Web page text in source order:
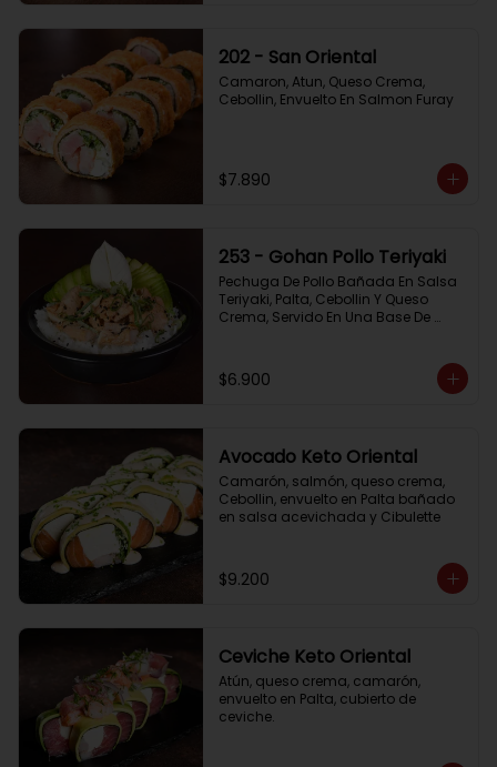
202 - San Oriental
Camaron, Atun, Queso Crema,
Cebollin, Envuelto En Salmon Furay
$7.890
253 - Gohan Pollo Teriyaki
Pechuga De Pollo Bañada En Salsa
Teriyaki, Palta, Cebollin Y Queso
Crema, Servido En Una Base De
$6.900
Avocado Keto Oriental
Camarón, salmón, queso crema,
Cebollin, envuelto en Palta bañado
en salsa acevichada y Cibulette
$9.200
Ceviche Keto Oriental
Atún, queso crema, camarón,
envuelto en Palta, cubierto de
ceviche.